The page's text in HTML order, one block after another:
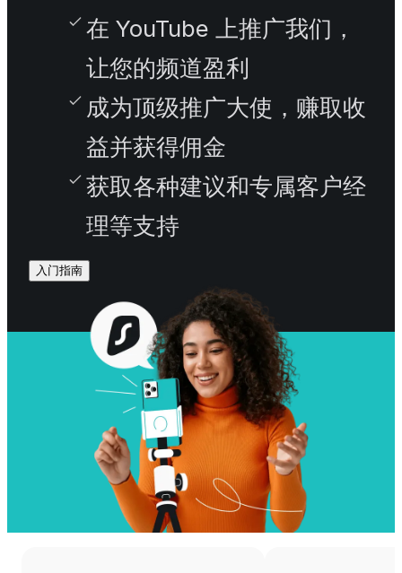
在 YouTube 上推广我们，
让您的频道盈利
成为顶级推广大使，赚取收
益并获得佣金
获取各种建议和专属客户经
理等支持
入门指南